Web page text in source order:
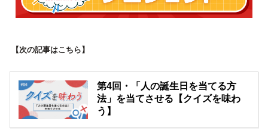
【次の記事はこちら】
第4回・「人の誕生日を当てる方
法」を当てさせる【クイズを味わ
う】